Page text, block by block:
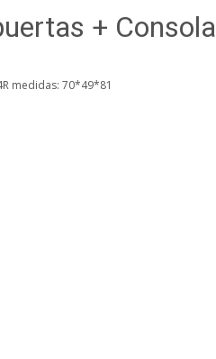
+ Consola
medidas: 70*49*81